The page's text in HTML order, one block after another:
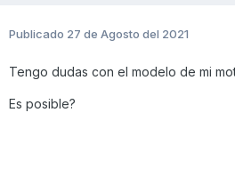
Publicado 27 de Agosto del 2021
Tengo dudas con el modelo de mi
Es posible?